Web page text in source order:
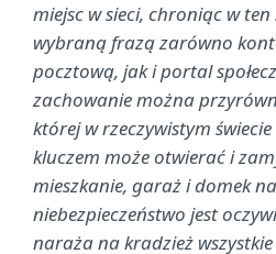
miejsc w sieci, chroniąc w
wybraną frazą zarówno
pocztową, jak i portal
zachowanie można
której w rzeczywistym
kluczem może otwierać i
mieszkanie, garaż i domek
niebezpieczeństwo jest
naraża na kradzież